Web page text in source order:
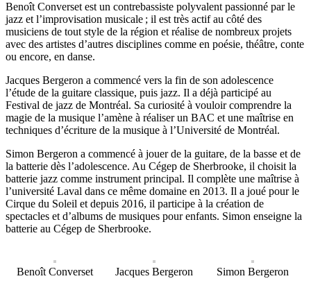
Benoît Converset est un contrebassiste polyvalent passionné par le
jazz et l’improvisation musicale ; il est très actif au côté des
musiciens de tout style de la région et réalise de nombreux projets
avec des artistes d’autres disciplines comme en poésie, théâtre, conte
ou encore, en danse.
Jacques Bergeron a commencé vers la fin de son adolescence
l’étude de la guitare classique, puis jazz. Il a déjà participé au
Festival de jazz de Montréal. Sa curiosité à vouloir comprendre la
magie de la musique l’amène à réaliser un BAC et une maîtrise en
techniques d’écriture de la musique à l’Université de Montréal.
Simon Bergeron a commencé à jouer de la guitare, de la basse et de
la batterie dès l’adolescence. Au Cégep de Sherbrooke, il choisit la
batterie jazz comme instrument principal. Il complète une maîtrise à
l’université Laval dans ce même domaine en 2013. Il a joué pour le
Cirque du Soleil et depuis 2016, il participe à la création de
spectacles et d’albums de musiques pour enfants. Simon enseigne la
batterie au Cégep de Sherbrooke.
Benoît Converset Jacques Bergeron Simon Bergeron